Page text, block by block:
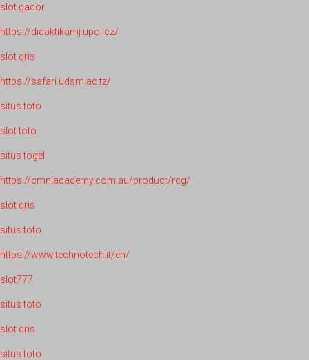
slot gacor
https://didaktikamj.upol.cz/
slot qris
https://safari.udsm.ac.tz/
situs toto
slot toto
situs togel
https://cmnlacademy.com.au/product/rcg/
slot qris
situs toto
https://www.technotech.it/en/
slot777
situs toto
slot qris
situs toto